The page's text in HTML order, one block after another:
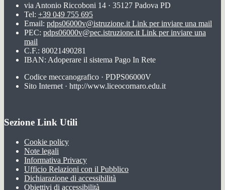
via Antonio Riccoboni 14 · 35127 Padova PD
Tel: +39 049 755 695
Email: pdps06000v@istruzione.it Link per inviare una mail
PEC: pdps06000v@pec.istruzione.it Link per inviare una
mail
C.F.: 80021490281
IBAN: Adoperare il sistema Pago In Rete
Codice meccanografico · PDPS06000V
Sito Internet · http://www.liceocornaro.edu.it
Sezione Link Utili
Cookie policy
Note legali
Informativa Privacy
Ufficio Relazioni con il Pubblico
Dichiarazione di accessibilità
Obiettivi di accessibilità